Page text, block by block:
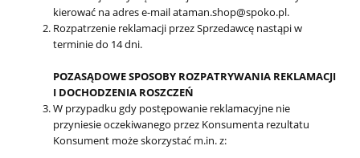
kierować na adres e-mail ataman.shop@spoko.pl.
Rozpatrzenie reklamacji przez Sprzedawcę nastąpi w
terminie do 14 dni.
POZASĄDOWE SPOSOBY ROZPATRYWANIA REKLAMACJI
I DOCHODZENIA ROSZCZEŃ
W przypadku gdy postępowanie reklamacyjne nie
przyniesie oczekiwanego przez Konsumenta rezultatu
Konsument może skorzystać m.in. z: